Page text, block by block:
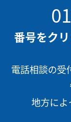
番号をク
電話相談の受
地方によ